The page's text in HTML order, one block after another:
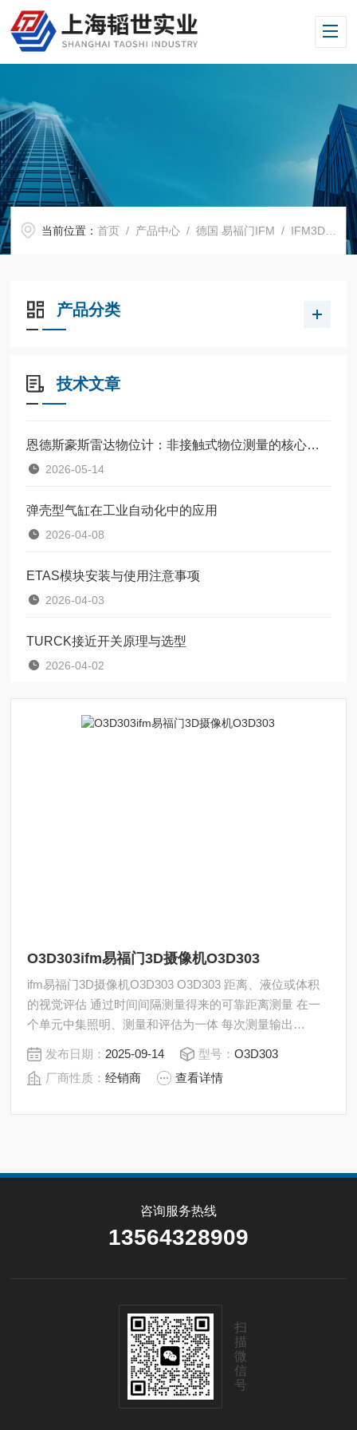
当前位置：首页 / 产品中心 /德国 易福门IFM / IFM3D摄像机
产品分类
技术文章
恩德斯豪斯雷达物位计：非接触式物位测量的核心设备
2026-05-14
弹壳型气缸在工业自动化中的应用
2026-04-08
ETAS模块安装与使用注意事项
2026-04-03
TURCK接近开关原理与选型
2026-04-02
O3D303ifm易福门3D摄像机O3D303
ifm易福门3D摄像机O3D303 O3D303 距离、液位或体积
的视觉评估 通过时间间隔测量得来的可靠距离测量 在一
个单元中集照明、测量和评估为一体 每次测量输出
23,000 个距离和灰度值，适用于详细评估应用 通过直观
的参数设定软件进行集成
发布日期： 2025-09-14 型号：O3D303
厂商性质：经销商 查看详情
咨询服务热线
13564328909
扫
描
微
信
号